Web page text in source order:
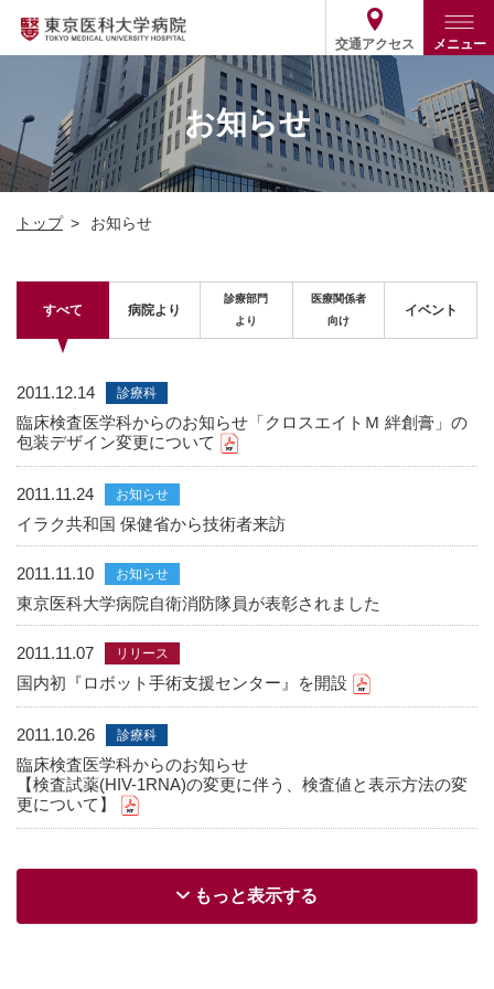
交通アクセス メニュー
トップ
外来・入院案内
外来
入院
患者支援・相談窓口
診療部門案内
診療部門案内一覧
医師・歯科医師等情報検索
病院案内
基本情報
役割・取り組み
外部評価
医療関係の方
採用関連
その他
ENGLISH 简体中文
お知らせ
トップ お知らせ
すべて 病院より
診療部門
より
医療関係者
向け
イベント
2011.12.14 診療科
臨床検査医学科からのお知らせ「クロスエイトＭ 絆創膏」の
包装デザイン変更について
2011.11.24 お知らせ
イラク共和国 保健省から技術者来訪
2011.11.10 お知らせ
東京医科大学病院自衛消防隊員が表彰されました
2011.11.07 リリース
国内初『ロボット手術支援センター』を開設
2011.10.26 診療科
臨床検査医学科からのお知らせ
【検査試薬(HIV-1RNA)の変更に伴う、検査値と表示方法の変
更について】
もっと表示する